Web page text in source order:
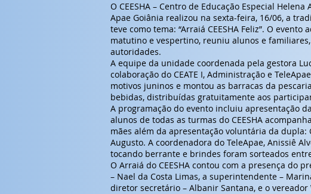
O CEESHA – Centro de Educação Especial
Apae Goiânia realizou na sexta-feira, 16/06, a
teve como tema: “Arraiá CEESHA Feliz”. O evento
matutino e vespertino, reuniu alunos e
autoridades.
A equipe da unidade coordenada pela gestora
colaboração do CEATE I, Administração e
motivos juninos e montou as barracas da
bebidas, distribuídas gratuitamente aos
A programação do evento incluiu apresentação
alunos de todas as turmas do CEESHA
mães além da apresentação voluntária da dupla:
Augusto. A coordenadora do TeleApae, Anissiê
tocando berrante e brindes foram sorteados
O Arraiá do CEESHA contou com a presença do
– Nael da Costa Limas, a superintendente –
diretor secretário – Albanir Santana, e o vereador